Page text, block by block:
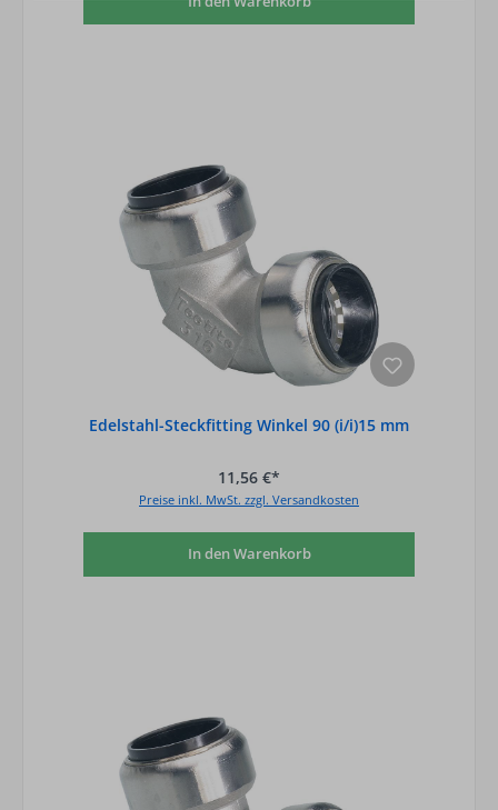
Edelstahl-Steckfitting Winkel 90 (i/i)15 mm
11,56 €*
Preise inkl. MwSt. zzgl. Versandkosten
In den Warenkorb